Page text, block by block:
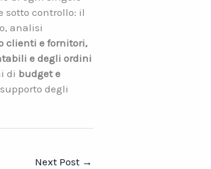
sotto controllo: il
analisi
clienti e fornitori,
e degli ordini
di budget e
degli
Next Post →